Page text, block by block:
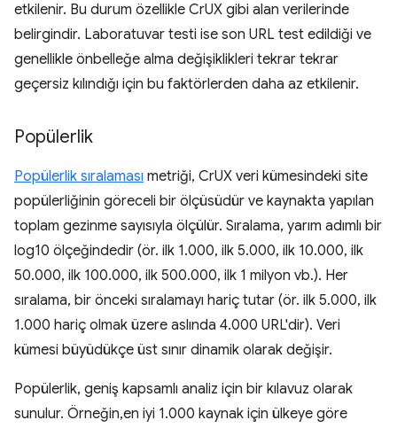
etkilenir. Bu durum özellikle CrUX gibi alan verilerinde
belirgindir. Laboratuvar testi ise son URL test edildiği ve
genellikle önbelleğe alma değişiklikleri tekrar tekrar
geçersiz kılındığı için bu faktörlerden daha az etkilenir.
Popülerlik
Popülerlik sıralaması metriği, CrUX veri kümesindeki site
popülerliğinin göreceli bir ölçüsüdür ve kaynakta yapılan
toplam gezinme sayısıyla ölçülür. Sıralama, yarım adımlı bir
log10 ölçeğindedir (ör. ilk 1.000, ilk 5.000, ilk 10.000, ilk
50.000, ilk 100.000, ilk 500.000, ilk 1 milyon vb.). Her
sıralama, bir önceki sıralamayı hariç tutar (ör. ilk 5.000, ilk
1.000 hariç olmak üzere aslında 4.000 URL'dir). Veri
kümesi büyüdükçe üst sınır dinamik olarak değişir.
Popülerlik, geniş kapsamlı analiz için bir kılavuz olarak
sunulur. Örneğin,en iyi 1.000 kaynak için ülkeye göre